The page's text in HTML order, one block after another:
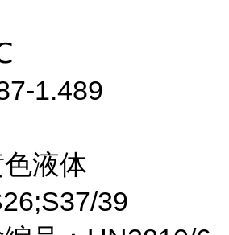
1.489
液体
39